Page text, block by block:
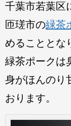
千葉市若葉区
匝瑳市の緑茶
めることとな
緑茶ポークは
身がほんのり
おります。